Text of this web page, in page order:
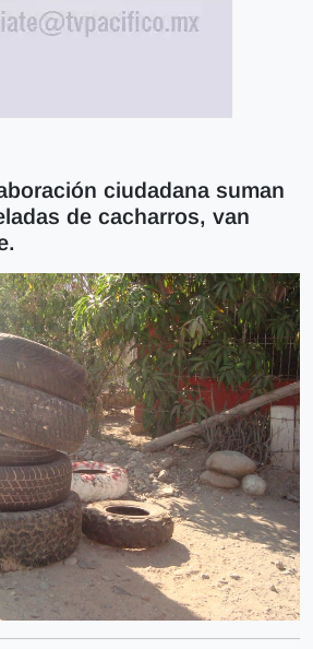
ciudadana suman
de cacharros, van